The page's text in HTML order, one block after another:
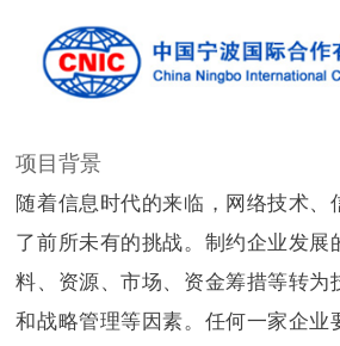
项目背景
随着信息时代的来临，网络技术、
了前所未有的挑战。制约企业发展
料、资源、市场、资金筹措等转为
和战略管理等因素。任何一家企业